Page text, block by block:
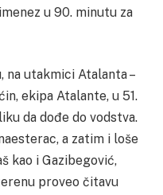
u 90. minutu za
na utakmici Atalanta –
ekipa Atalante, u 51.
da dođe do vodstva.
a zatim i loše
kao i Gazibegović,
proveo čitavu